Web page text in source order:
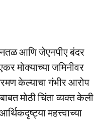
आणि जेएनपीए बंदर
मोक्याच्या जमिनीवर
केल्याचा गंभीर आरोप
मोठी चिंता व्यक्त केली
महत्त्वाच्या